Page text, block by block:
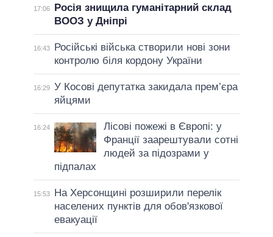
17:06
Росія знищила гуманітарний склад
ВООЗ у Дніпрі
16:43
Російські війська створили нові зони
контролю біля кордону України
16:29 У Косові депутатка закидала прем’єра
яйцями
16:24
Лісові пожежі в Європі: у
Франції заарештували сотні
людей за підозрами у
підпалах
15:53
На Херсонщині розширили перелік
населених пунктів для обов'язкової
евакуації